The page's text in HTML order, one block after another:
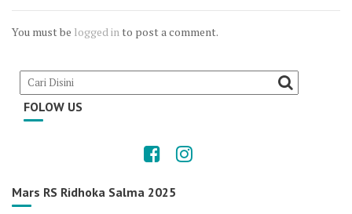
You must be logged in to post a comment.
FOLOW US
Mars RS Ridhoka Salma 2025